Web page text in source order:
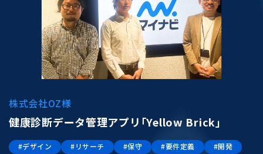
株式会社OZ様
健康診断データ管理アプリ「Yellow Brick」
#デザイン #リサーチ #保守 #要件定義 #開発